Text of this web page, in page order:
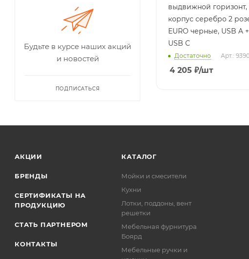
выдвижной горизонт,
корпус серебро 2
EURO черные, USB A +
USB C
Достаточно Арт.:
4 205 ₽/шт
Будьте в курсе наших акций
и новостей
ПОДПИСАТЬСЯ
АКЦИИ
БРЕНДЫ
СЕРТИФИКАТЫ НА
ПРОДУКЦИЮ
СТАТЬ ПАРТНЕРОМ
КОНТАКТЫ
КАТАЛОГ
Мойки и смесители
Кухни
Лотки, поддоны, вент
решетки
Мебельная фурнитура
Боярд
Мебельные ручки и